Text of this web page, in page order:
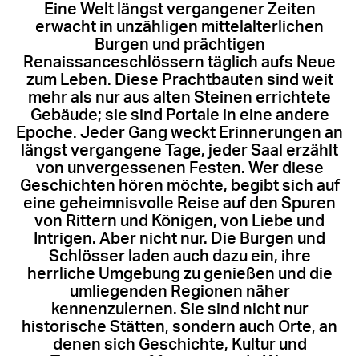
Eine Welt längst vergangener Zeiten
erwacht in unzähligen mittelalterlichen
Burgen und prächtigen
Renaissanceschlössern täglich aufs Neue
zum Leben. Diese Prachtbauten sind weit
mehr als nur aus alten Steinen errichtete
Gebäude; sie sind Portale in eine andere
Epoche. Jeder Gang weckt Erinnerungen an
längst vergangene Tage, jeder Saal erzählt
von unvergessenen Festen. Wer diese
Geschichten hören möchte, begibt sich auf
eine geheimnisvolle Reise auf den Spuren
von Rittern und Königen, von Liebe und
Intrigen. Aber nicht nur. Die Burgen und
Schlösser laden auch dazu ein, ihre
herrliche Umgebung zu genießen und die
umliegenden Regionen näher
kennenzulernen. Sie sind nicht nur
historische Stätten, sondern auch Orte, an
denen sich Geschichte, Kultur und